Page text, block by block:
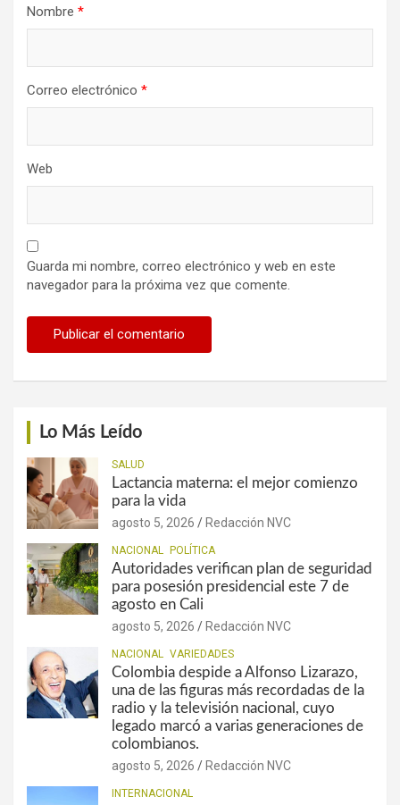
Nombre *
Correo electrónico *
Web
Guarda mi nombre, correo electrónico y web en este
navegador para la próxima vez que comente.
Lo Más Leído
SALUD
Lactancia materna: el mejor comienzo
para la vida
agosto 5, 2026 Redacción NVC
NACIONAL POLÍTICA
Autoridades verifican plan de seguridad
para posesión presidencial este 7 de
agosto en Cali
agosto 5, 2026 Redacción NVC
NACIONAL VARIEDADES
Colombia despide a Alfonso Lizarazo,
una de las figuras más recordadas de la
radio y la televisión nacional, cuyo
legado marcó a varias generaciones de
colombianos.
agosto 5, 2026 Redacción NVC
INTERNACIONAL